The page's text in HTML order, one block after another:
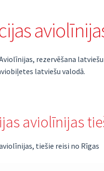
rezervēšana
latviešu valodā.
aviolīnijas
tiešie reisi no Rīgas